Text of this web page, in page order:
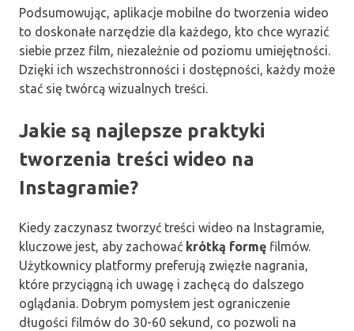
Podsumowując, aplikacje mobilne do tworzenia wideo
to doskonałe narzędzie dla każdego, kto chce wyrazić
siebie przez film, niezależnie od poziomu umiejętności.
Dzięki ich wszechstronności i dostępności, każdy może
stać się twórcą wizualnych treści.
Jakie są najlepsze praktyki
tworzenia treści wideo na
Instagramie?
Kiedy zaczynasz tworzyć treści wideo na Instagramie,
kluczowe jest, aby zachować krótką formę filmów.
Użytkownicy platformy preferują zwięzłe nagrania,
które przyciągną ich uwagę i zachęcą do dalszego
oglądania. Dobrym pomysłem jest ograniczenie
długości filmów do 30-60 sekund, co pozwoli na